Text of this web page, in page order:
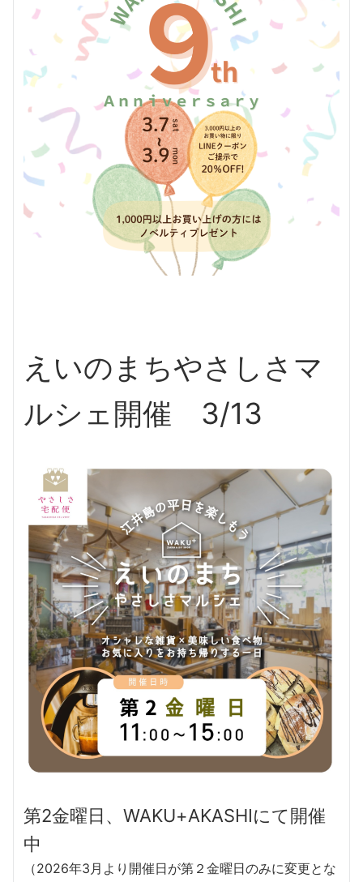
えいのまちやさしさマ
ルシェ開催 3/13
第2金曜日、WAKU+AKASHIにて開催
中
（2026年3月より開催日が第２金曜日のみに変更とな